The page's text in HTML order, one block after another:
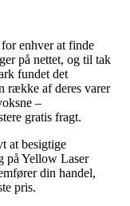
enhver at finde
på nettet, og til tak
fundet det
række af deres varer
–
gratis fragt.
at besigtige
på Yellow Laser
din handel,
pris.